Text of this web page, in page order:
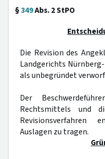
§349Abs. 2 StPO
Die Revision des
Landgerichts
als unbegründet
Der
Rechtsmittels und
Revisionsverfahren
Auslagen zu tragen.